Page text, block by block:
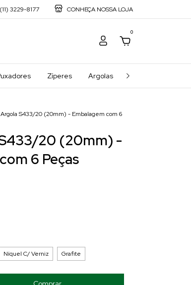
3229-8177 CONHEÇA NOSSA LOJA
0
Zíperes Argolas
S433/20 (20mm) - Embalagem com 6
20 (20mm) -
6 Peças
Níquel C/ Verniz Grafite